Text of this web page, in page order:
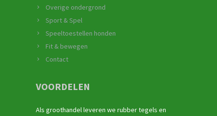
Overige ondergrond
Sport & Spel
Speeltoestellen honden
Fit & bewegen
Contact
VOORDELEN
Als groothandel leveren we rubber tegels en